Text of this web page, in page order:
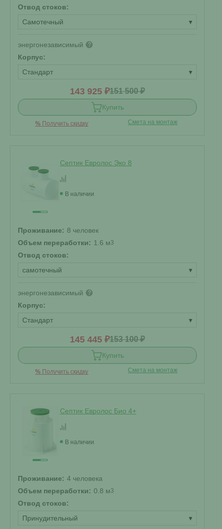
Отвод стоков:
Самотечный
▾
энергонезависимый ?
Корпус:
Стандарт
▾
143 925 ₽151 500 ₽
Купить
% Получить скидку Смета на монтаж
Септик Евролос Эко 8
В наличии
Проживание: 8 человек
Объем переработки: 1.6 м3
Отвод стоков:
самотечный
▾
энергонезависимый ?
Корпус:
Стандарт
▾
145 445 ₽153 100 ₽
Купить
% Получить скидку Смета на монтаж
Септик Евролос Био 4+
В наличии
Проживание: 4 человека
Объем переработки: 0.8 м3
Отвод стоков:
Принудительный
▾